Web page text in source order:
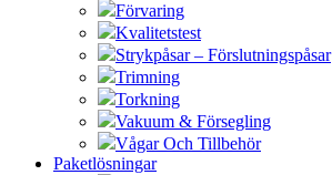
Förvaring
Kvalitetstest
Strykpåsar – Förslutningspåsar
Trimning
Torkning
Vakuum & Försegling
Vågar Och Tillbehör
Paketlösningar